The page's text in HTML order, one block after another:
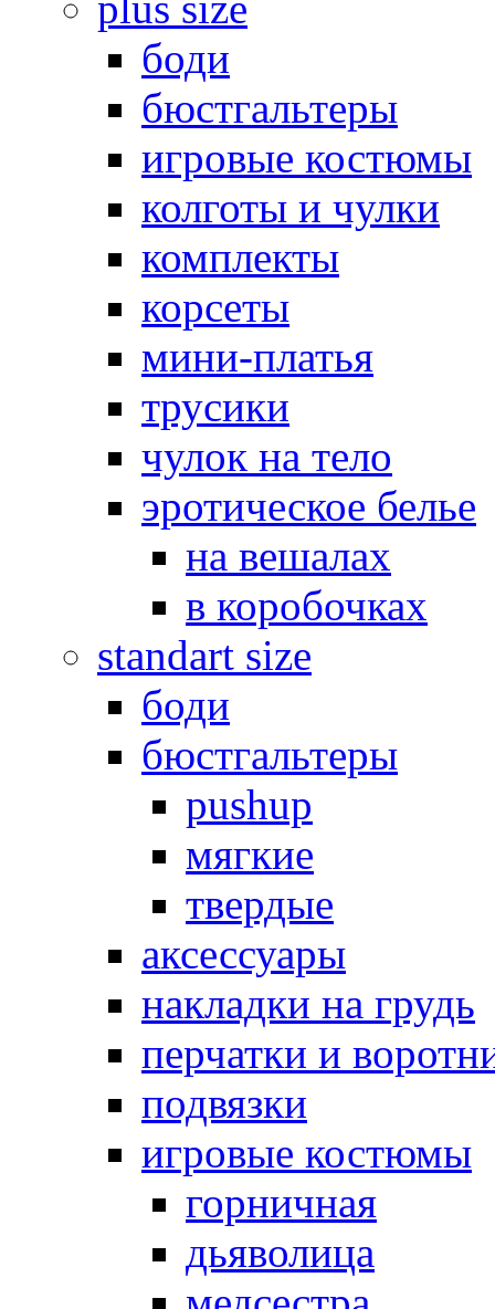
боди
бюстгальтеры
игровые костюмы
колготы и чулки
комплекты
корсеты
мини-платья
трусики
чулок на тело
эротическое белье
на вешалах
в коробочках
standart size
боди
бюстгальтеры
pushup
мягкие
твердые
аксессуары
накладки на грудь
перчатки и
подвязки
игровые костюмы
горничная
дьяволица